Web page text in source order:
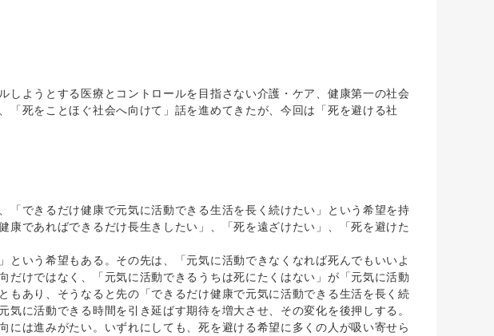
ようとする医療とコントロールを目指さない介護・ケア、健康第一の社会
「死をことほぐ社会へ向けて」話を進めてきたが、今回は「死を避ける社
できるだけ健康で元気に活動できる生活を長く続けたい」という希望を持
であればできるだけ長生きしたい」、「死を遠ざけたい」、「死を避けた
いう希望もある。その先は、「元気に活動できなくなれば死んでもいいよ
だけではなく、「元気に活動できるうちは死にたくはない」が「元気に活動
もあり、そうなると先の「できるだけ健康で元気に活動できる生活を長く続
に活動できる時間を引き延ばす期待を増大させ、その変化を後押しする。
には進みがたい。いずれにしても、死を避ける希望に多くの人が吸い寄せら